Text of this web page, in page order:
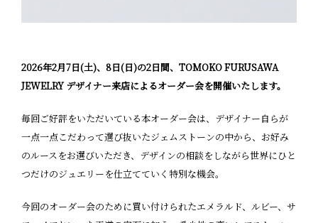
2026年2月7日(土)、8日(日)の2日間、TOMOKO FURUSAWA
JEWELRY デザイナー来店によるオーダー会を開催いたします。
毎回ご好評をいただいている本オーダー会は、デザイナー自らが
一点一点こだわって選び抜いたジェムストーンの中から、お好み
のルースをお選びいただき、デザインの相談をしながら世界にひと
つだけのジュエリーを仕立てていく特別な機会。
今回のオーダー会のために買い付けられたエメラルド、ルビー、サ